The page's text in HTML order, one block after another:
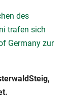
des
trafen sich
Germany zur